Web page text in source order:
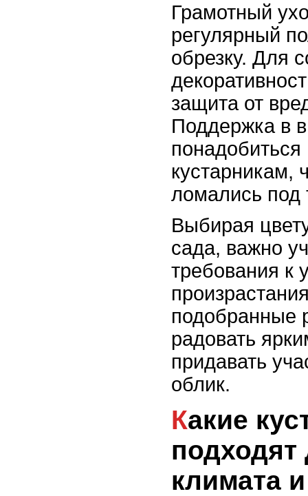
Грамотный
регулярный
обрезку. Для
защита от
Поддержка в
кустарникам,
ломались под
Выбирая
сада, важно
требования к
подобранные
радовать
придавать
облик.
Какие кустарники
подходят
климата